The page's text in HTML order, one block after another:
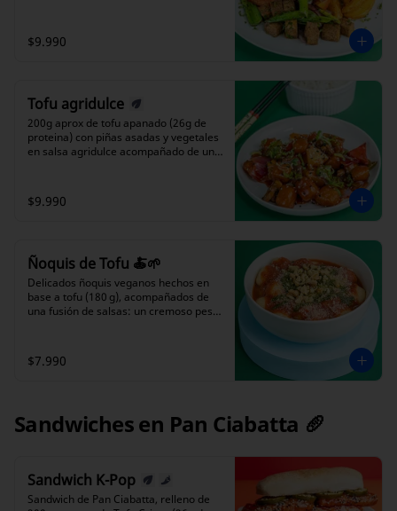
$9.990
Tofu agridulce
200g aprox de tofu apanado (26g de
proteina) con piñas asadas y vegetales
en salsa agridulce acompañado de una
refrescante y tropical que
complementa a la perfección la
gustativas. Disfruta de esta delicia que
te sorprenderá desde el primer bocado.
$9.990
Ñoquis de Tofu 🍝🌱
Delicados ñoquis veganos hechos en
base a tofu (180 g), acompañados de
una fusión de salsas: un cremoso pesto
Finalizado con un toque de parmesano
vegano y nueces para una experiencia
Recomendamos precaución a personas
$7.990
Sandwiches en Pan Ciabatta 🥖
Sandwich K-Pop
Sandwich de Pan Ciabatta, relleno de